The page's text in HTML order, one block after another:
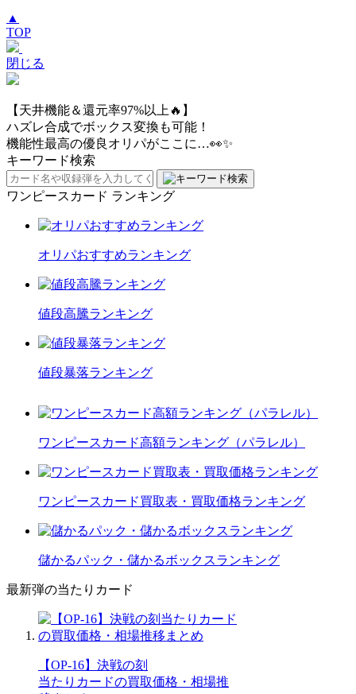
▲
TOP
閉じる
【天井機能＆還元率97%以上🔥】
ハズレ合成でボックス変換も可能！
機能性最高の優良オリパがここに…👀✨
キーワード検索
ワンピースカード ランキング
オリパおすすめランキング
値段高騰ランキング
値段暴落ランキング
ワンピースカード高額ランキング（パラレル）
ワンピースカード買取表・買取価格ランキング
儲かるパック・儲かるボックスランキング
最新弾の当たりカード
【OP-16】決戦の刻
当たりカードの買取価格・相場推